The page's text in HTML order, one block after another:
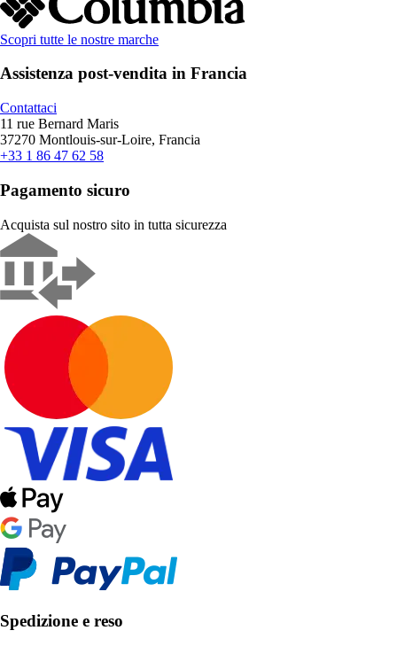
Scopri tutte le nostre marche
Assistenza post-vendita in Francia
Contattaci
11 rue Bernard Maris
37270 Montlouis-sur-Loire, Francia
+33 1 86 47 62 58
Pagamento sicuro
Acquista sul nostro sito in tutta sicurezza
Spedizione e reso